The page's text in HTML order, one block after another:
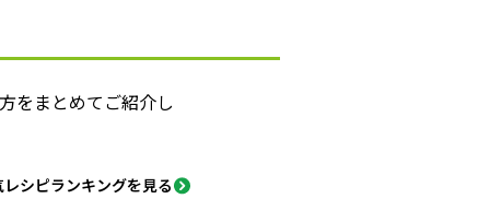
をまとめてご紹介し
シピランキングを見る